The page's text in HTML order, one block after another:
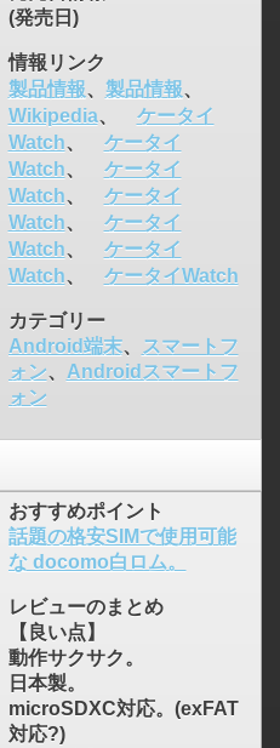
(発売日)
情報リンク
製品情報、 製品情報、
Wikipedia、
ケータイ
Watch、
ケータイ
Watch、
ケータイ
Watch、
ケータイ
Watch、
ケータイ
Watch、
ケータイ
Watch、 ケータイWatch
カテゴリー
Android端末、 スマートフ
ォン、 Androidスマートフ
ォン
おすすめポイント
話題の格安SIMで使用可能
な docomo白ロム。
レビューのまとめ
【良い点】
動作サクサク。
日本製。
microSDXC対応。(exFAT
対応?)